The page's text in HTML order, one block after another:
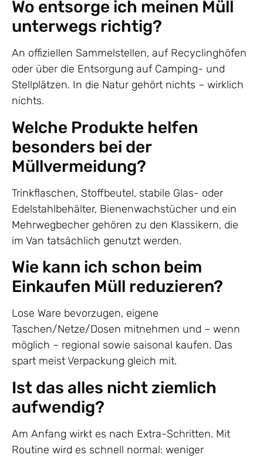
Wo entsorge ich meinen Müll
unterwegs richtig?
An offiziellen Sammelstellen, auf Recyclinghöfen
oder über die Entsorgung auf Camping- und
Stellplätzen. In die Natur gehört nichts – wirklich
nichts.
Welche Produkte helfen
besonders bei der
Müllvermeidung?
Trinkflaschen, Stoffbeutel, stabile Glas- oder
Edelstahlbehälter, Bienenwachstücher und ein
Mehrwegbecher gehören zu den Klassikern, die
im Van tatsächlich genutzt werden.
Wie kann ich schon beim
Einkaufen Müll reduzieren?
Lose Ware bevorzugen, eigene
Taschen/Netze/Dosen mitnehmen und – wenn
möglich – regional sowie saisonal kaufen. Das
spart meist Verpackung gleich mit.
Ist das alles nicht ziemlich
aufwendig?
Am Anfang wirkt es nach Extra-Schritten. Mit
Routine wird es schnell normal: weniger